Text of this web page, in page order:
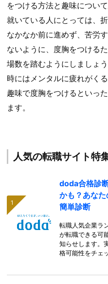
をつける方法と趣味につい
就いている人にとっては、
なかなか前に進めず、苦労
ないように、度胸をつける
場数を踏むようにしましょ
時にはメンタルに疲れがく
趣味で度胸をつけるといっ
ます。
人気の転職サイト特
doda合格診
かも？あな
簡単診断
転職人気企業ラ
が転職できる可
知らせします。
格可能性をチェ